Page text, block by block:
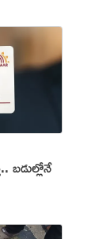
బడుల్లోనే